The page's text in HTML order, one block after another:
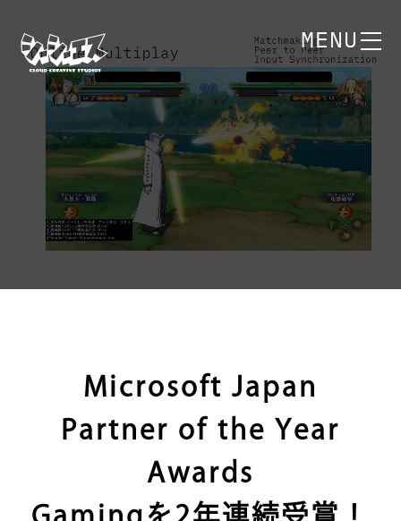
MENU
Microsoft Japan Partner
of the Year Awards
Gamingを2年連続受賞！
Microsoft Japan
Partner of the Year
Awards